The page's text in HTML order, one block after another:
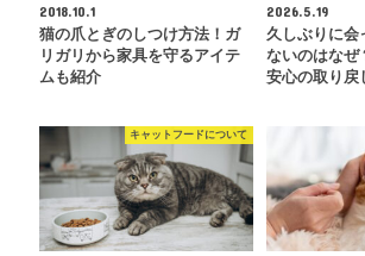
2018.10.1
猫の爪とぎのしつけ方法！ガ
リガリから家具を守るアイテ
ムも紹介
2026.5.19
久しぶりに会
ないのはなぜ
安心の取り戻
キャットフードについて